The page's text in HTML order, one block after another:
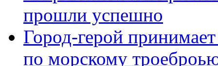
прошли успешно
Город-герой
по морскому